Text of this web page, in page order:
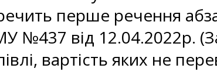
перше речення
№437 від 12.04.2022р.
вартість яких не